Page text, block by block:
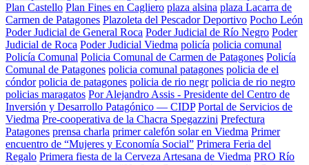
Plan Castello Plan Fines en Cagliero plaza alsina plaza Lacarra de
Carmen de Patagones Plazoleta del Pescador Deportivo Pocho León
Poder Judicial de General Roca Poder Judicial de Río Negro Poder
Judicial de Roca Poder Judicial Viedma policía policia comunal
Policía Comunal Policia Comunal de Carmen de Patagones Policía
Comunal de Patagones policia comunal patagones policia de el
cóndor policia de patagones policia de rio negr policia de rio negro
policias maragatos Por Alejandro Assis - Presidente del Centro de
Inversión y Desarrollo Patagónico — CIDP Portal de Servicios de
Viedma Pre-cooperativa de la Chacra Spegazzini Prefectura
Patagones prensa charla primer calefón solar en Viedma Primer
encuentro de “Mujeres y Economía Social” Primera Feria del
Regalo Primera fiesta de la Cerveza Artesana de Viedma PRO Río